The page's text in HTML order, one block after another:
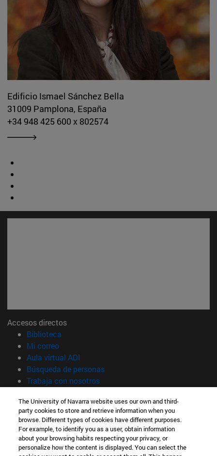
Edificio Ismael Sánchez Bella
31009 Pamplona, España
+34 948 425 600 x 802574
Accesos directos
Biblioteca
Mi correo(abre en nueva ventana)
Aula virtual ADI
Búsqueda de personas(abre en nueva ventana)
Trabaja con nosotros(abre en nueva ventana)
Información
TFNO +34 948 42 56 00
¿QUÉ GRADO TE INTERESA?
¿QUÉ MÁSTER TE INTERESA?
© Universidad de Navarra
The University of Navarra website uses our own and third-
party cookies to store and retrieve information when you
browse. Different types of cookies have different purposes.
For example, to identify you as a user, obtain information
about your browsing habits respecting your privacy, or
personalize how the content is displayed. You can select the